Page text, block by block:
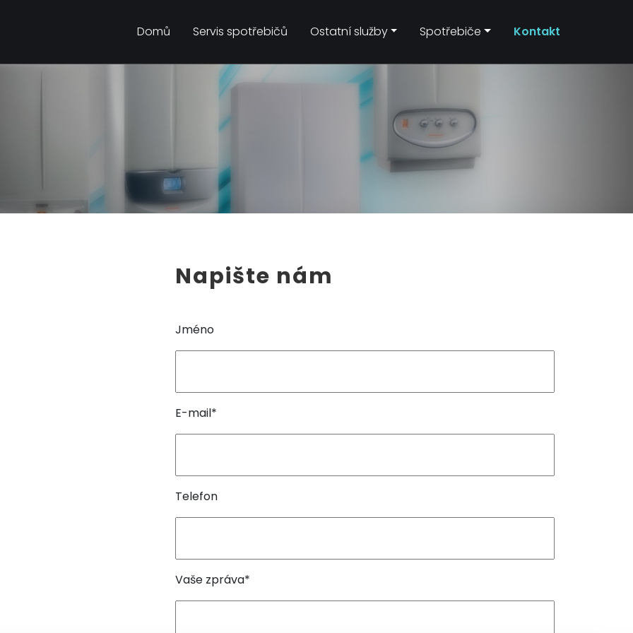
Domů Servis spotřebičů Ostatní služby Spotřebiče Kontakt
Napište nám
Jméno
E-mail*
Telefon
Vaše zpráva*